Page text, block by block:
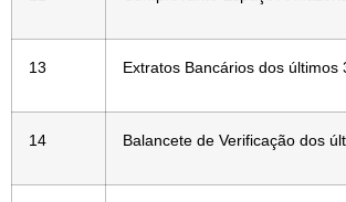
13 Extratos Bancários dos últimos
14 Balancete de Verificação dos